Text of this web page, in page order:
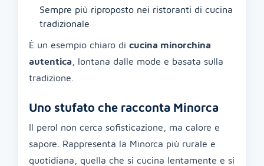
Sempre più riproposto nei ristoranti di cucina
tradizionale
È un esempio chiaro di cucina minorchina
autentica , lontana dalle mode e basata sulla
tradizione.
Uno stufato che racconta Minorca
Il perol non cerca sofisticazione, ma calore e
sapore. Rappresenta la Minorca più rurale e
quotidiana, quella che si cucina lentamente e si